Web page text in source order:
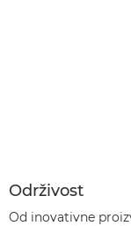
Održivost
Od inovativne